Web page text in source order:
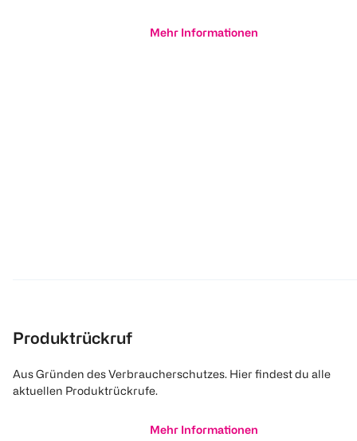
Mehr Informationen
Produktrückruf
Aus Gründen des Verbraucherschutzes. Hier findest du alle
aktuellen Produktrückrufe.
Mehr Informationen